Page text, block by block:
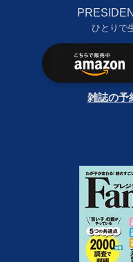
ひとりで
雑誌の予